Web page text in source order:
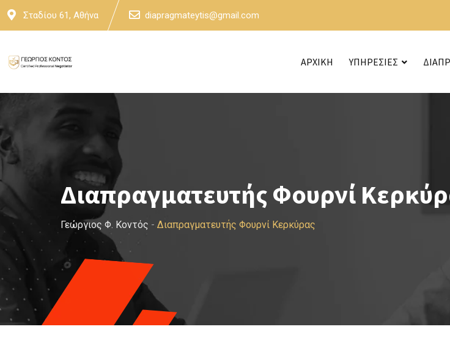
Skip
Σταδίου 61, Αθήνα diapragmateytis@gmail.com
ΑΡΧΙΚΗ ΥΠΗΡΕΣΙΕΣ
Διαπραγματευτής Φουρνί
Γεώργιος Φ. Κοντός - Διαπραγματευτής Φουρνί Κερκύρας